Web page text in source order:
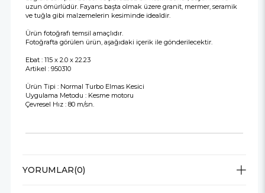
uzun ömürlüdür. Fayans başta olmak üzere granit, mermer, seramik
ve tuğla gibi malzemelerin kesiminde idealdir.
Ürün fotoğrafı temsil amaçlıdır.
Fotoğrafta görülen ürün, aşağıdaki içerik ile gönderilecektir.
Ebat : 115 x 2.0 x 22.23
Artikel : 950310
Ürün Tipi : Normal Turbo Elmas Kesici
Uygulama Metodu : Kesme motoru
Çevresel Hız : 80 m/sn.
YORUMLAR(0)